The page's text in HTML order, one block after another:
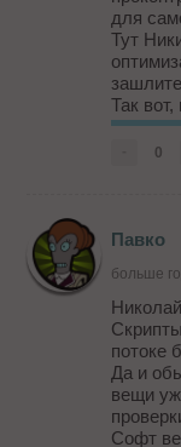
для
Тут
зашлите
Так
узнает
сайте -
0
Павко
больше
потоке
Да и
вещи
Софт